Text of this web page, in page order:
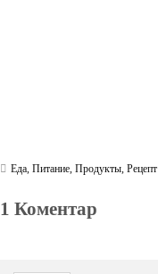
Еда,Питание,Продукты,Рецепт
1 Коментар